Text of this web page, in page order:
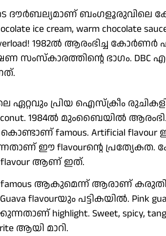
ദൗര്‍ബല്യമാണ്
ice cream, warm chocolate
1982ല്‍ ആരംഭിച്ച
സംസ്‌കാരത്തിന്റെ ഭാഗം. DBC
ഏറ്റവും പ്രിയ ഐസ്‌ക്രീം
Coconut. 1984ല്‍ മുംബൈയില്‍
കൊണ്ടാണ് famous. Artificial flavour
ഈ flavourന്റെ പ്രത്യേകത.
ആണ് ഇത്.
famous ആകുമെന്ന് ആരാണ്
Guava flavourയും പട്ടികയില്‍. Pink
highlight. Sweet, spicy,
ആയി മാറി.